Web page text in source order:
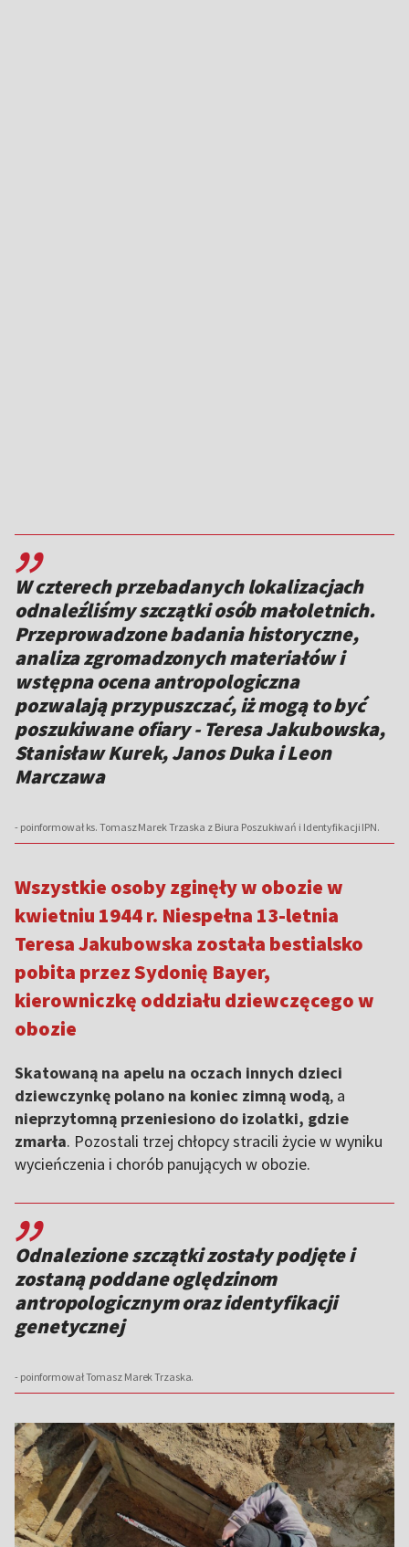
,,
W czterech przebadanych lokalizacjach
odnaleźliśmy szczątki osób małoletnich.
Przeprowadzone badania historyczne,
analiza zgromadzonych materiałów i
wstępna ocena antropologiczna
pozwalają przypuszczać, iż mogą to być
poszukiwane ofiary - Teresa Jakubowska,
Stanisław Kurek, Janos Duka i Leon
Marczawa
- poinformował ks. Tomasz Marek Trzaska z Biura Poszukiwań i Identyfikacji IPN.
Wszystkie osoby zginęły w obozie w
kwietniu 1944 r. Niespełna 13-letnia
Teresa Jakubowska została bestialsko
pobita przez Sydonię Bayer,
kierowniczkę oddziału dziewczęcego w
obozie
Skatowaną na apelu na oczach innych dzieci
dziewczynkę polano na koniec zimną wodą, a
nieprzytomną przeniesiono do izolatki, gdzie
zmarła. Pozostali trzej chłopcy stracili życie w wyniku
wycieńczenia i chorób panujących w obozie.
,,
Odnalezione szczątki zostały podjęte i
zostaną poddane oględzinom
antropologicznym oraz identyfikacji
genetycznej
- poinformował Tomasz Marek Trzaska.